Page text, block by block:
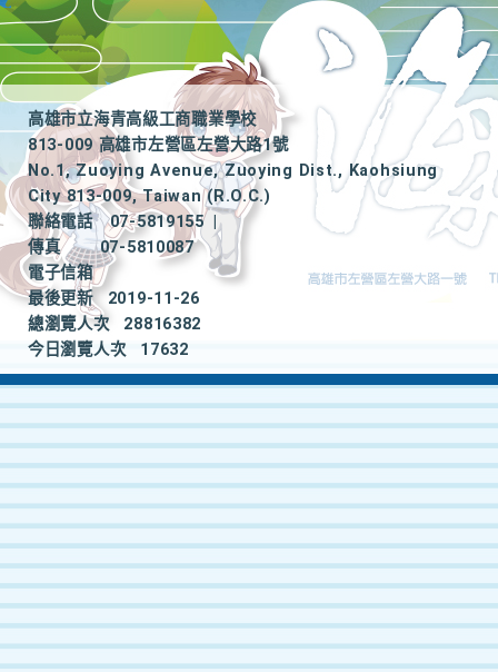
高雄市立海青高級工商職業學校
813-009 高雄市左營區左營大路1號
No.1, Zuoying Avenue, Zuoying Dist., Kaohsiung
City 813-009, Taiwan (R.O.C.)
聯絡電話
07-5819155
|
傳真
07-5810087
電子信箱
最後更新
2019-11-26
總瀏覽人次
28816382
今日瀏覽人次
17632